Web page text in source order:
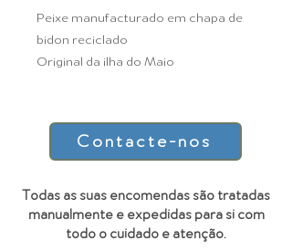
Peixe manufacturado em chapa de
bidon reciclado
Original da ilha do Maio
Contacte-nos
Todas as suas encomendas são tratadas
manualmente e expedidas para si com
todo o cuidado e atenção.